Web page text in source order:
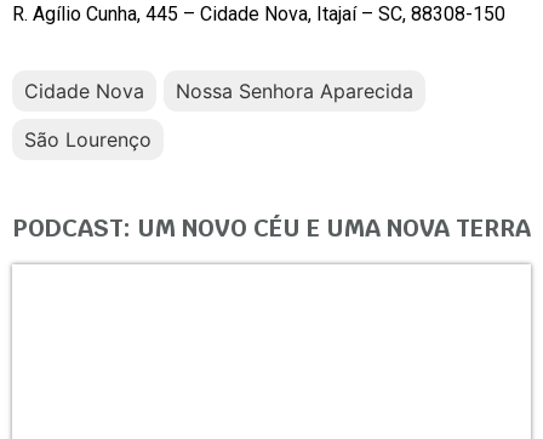
R. Agílio Cunha, 445 – Cidade Nova, Itajaí – SC, 88308-150
Cidade Nova
Nossa Senhora Aparecida
São Lourenço
PODCAST: UM NOVO CÉU E UMA NOVA TERRA